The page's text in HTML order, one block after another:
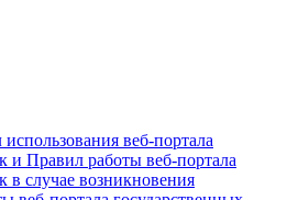
веб-портала
и Правил работы веб-портала
в случае возникновения